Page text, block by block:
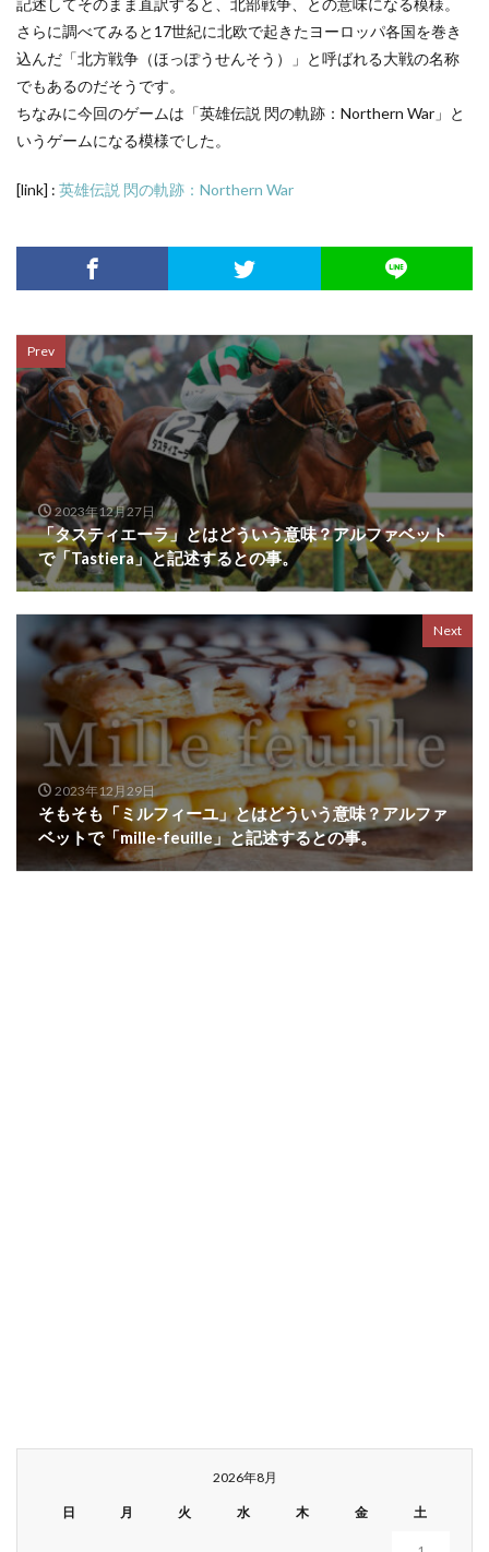
記述してそのまま直訳すると、北部戦争、との意味になる模様。
さらに調べてみると17世紀に北欧で起きたヨーロッパ各国を巻き
込んだ「北方戦争（ほっぽうせんそう）」と呼ばれる大戦の名称
でもあるのだそうです。
ちなみに今回のゲームは「英雄伝説 閃の軌跡：Northern War」と
いうゲームになる模様でした。
[link] : 英雄伝説 閃の軌跡：Northern War
Prev
2023年12月27日
「タスティエーラ」とはどういう意味？アルファベット
で「Tastiera」と記述するとの事。
Next
2023年12月29日
そもそも「ミルフィーユ」とはどういう意味？アルファ
ベットで「mille-feuille」と記述するとの事。
2026年8月
日 月 火 水 木 金 土